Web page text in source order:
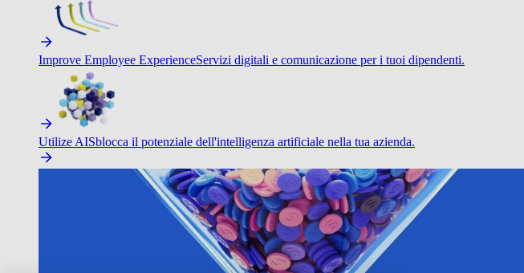
Improve Employee ExperienceServizi digitali e comunicazione per i tuoi dipendenti.
Utilize AISblocca il potenziale dell'intelligenza artificiale nella tua azienda.